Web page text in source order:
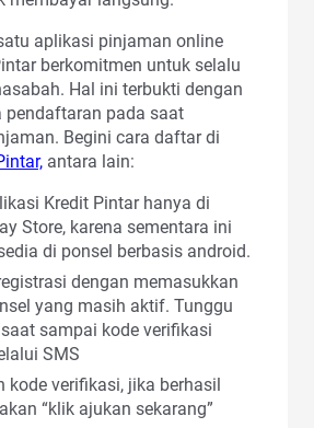
aplikasi pinjaman online
berkomitmen untuk selalu
Hal ini terbukti dengan
pendaftaran pada saat
Begini cara daftar di
antara lain:
Kredit Pintar hanya di
Store, karena sementara ini
di ponsel berbasis android.
dengan memasukkan
yang masih aktif. Tunggu
sampai kode verifikasi
SMS
kode verifikasi, jika berhasil
“klik ajukan sekarang”